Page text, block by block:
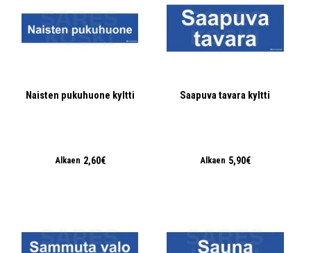
Naisten pukuhuone kyltti
Alkaen 2,60€
Saapuva tavara kyltti
Alkaen 5,90€